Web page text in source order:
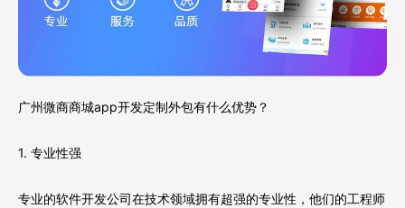
广州微商商城app开发定制外包有什么优势？
1. 专业性强
专业的软件开发公司在技术领域拥有超强的专业性，他们的工程师